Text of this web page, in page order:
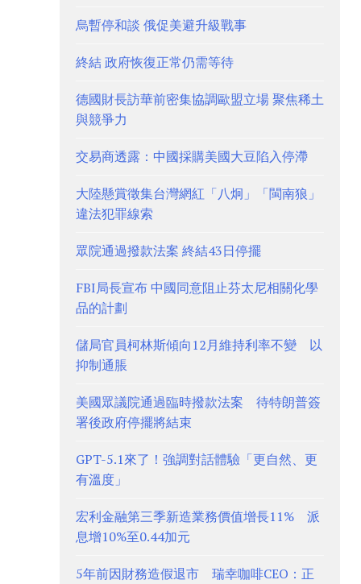
烏暫停和談 俄促美避升級戰事
終結 政府恢復正常仍需等待
德國財長訪華前密集協調歐盟立場 聚焦稀土
與競爭力
交易商透露：中國採購美國大豆陷入停滯
大陸懸賞徵集台灣網紅「八炯」「閩南狼」
違法犯罪線索
眾院通過撥款法案 終結43日停擺
FBI局長宣布 中國同意阻止芬太尼相關化學
品的計劃
儲局官員柯林斯傾向12月維持利率不變 以
抑制通脹
美國眾議院通過臨時撥款法案 待特朗普簽
署後政府停擺將結束
GPT-5.1來了！強調對話體驗「更自然、更
有溫度」
宏利金融第三季新造業務價值增長11% 派
息增10%至0.44加元
5年前因財務造假退市 瑞幸咖啡CEO：正